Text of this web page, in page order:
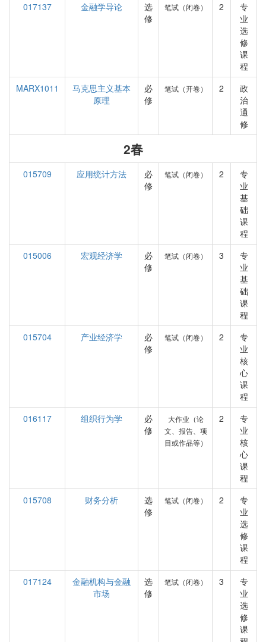
017137
金融学导论
选
修
笔试（闭卷） 2
专
业
选
修
课
程
MARX1011
马克思主义基本
原理
必
修
笔试（开卷） 2
政
治
通
修
2春
015709 应用统计方法
必
修
笔试（闭卷） 2
专
业
基
础
课
程
015006
宏观经济学
必
修
笔试（闭卷） 3
专
业
基
础
课
程
015704
产业经济学
必
修
笔试（闭卷） 2
专
业
核
心
课
程
016117
组织行为学
必
修
大作业（论
文、报告、项
目或作品等）
2
专
业
核
心
课
程
015708
财务分析
选
修
笔试（闭卷） 2
专
业
选
修
课
程
017124
金融机构与金融
市场
选
修
笔试（闭卷） 3
专
业
选
修
课